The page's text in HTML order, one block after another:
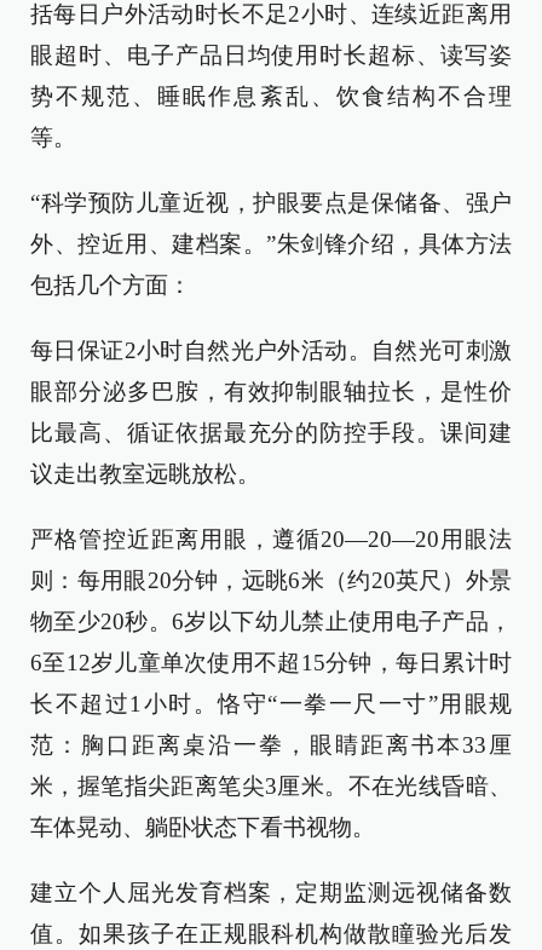
括每日户外活动时长不足2小时、连续近距离用
眼超时、电子产品日均使用时长超标、读写姿
势不规范、睡眠作息紊乱、饮食结构不合理
等。
“科学预防儿童近视，护眼要点是保储备、强户
外、控近用、建档案。”朱剑锋介绍，具体方法
包括几个方面：
每日保证2小时自然光户外活动。自然光可刺激
眼部分泌多巴胺，有效抑制眼轴拉长，是性价
比最高、循证依据最充分的防控手段。课间建
议走出教室远眺放松。
严格管控近距离用眼，遵循20—20—20用眼法
则：每用眼20分钟，远眺6米（约20英尺）外景
物至少20秒。6岁以下幼儿禁止使用电子产品，
6至12岁儿童单次使用不超15分钟，每日累计时
长不超过1小时。恪守“一拳一尺一寸”用眼规
范：胸口距离桌沿一拳，眼睛距离书本33厘
米，握笔指尖距离笔尖3厘米。不在光线昏暗、
车体晃动、躺卧状态下看书视物。
建立个人屈光发育档案，定期监测远视储备数
值。如果孩子在正规眼科机构做散瞳验光后发